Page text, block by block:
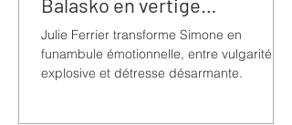
bouleversant
Julie Ferrier transforme Simone en
funambule émotionnelle, entre vulgarité
explosive et détresse désarmante.